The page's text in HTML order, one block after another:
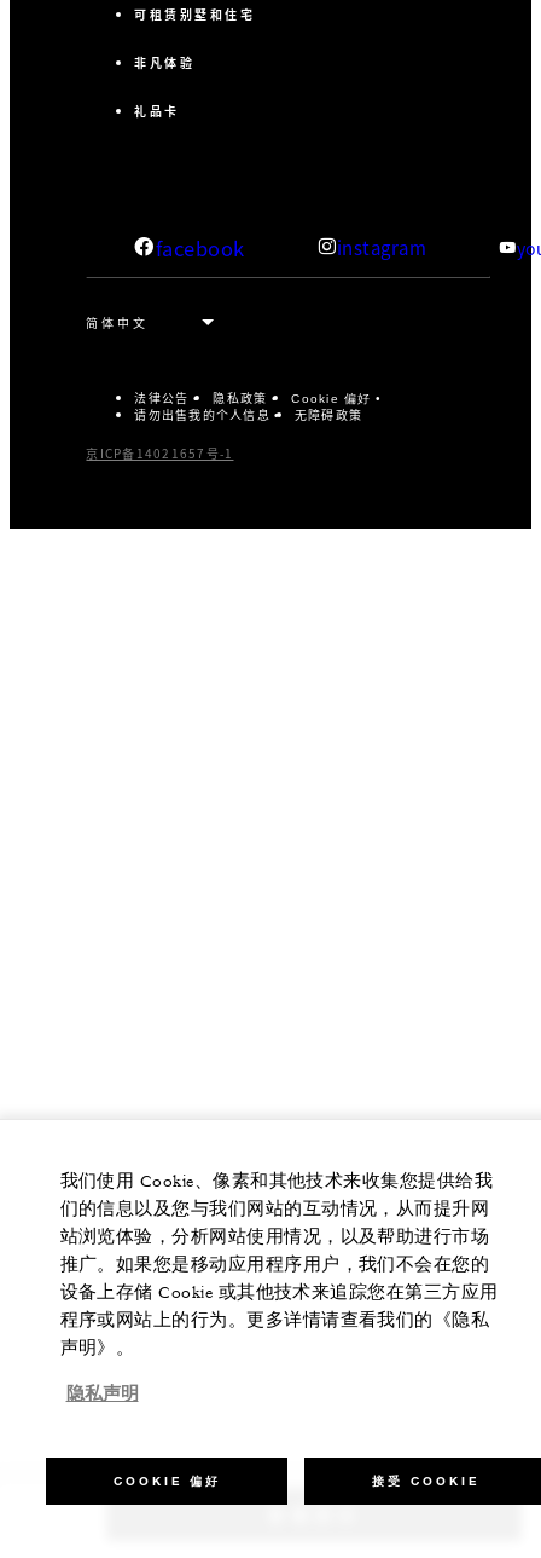
查看房价
可租赁别墅和住宅
非凡体验
礼品卡
facebook instagram
法律公告 隐私政策 Cookie 偏好
请勿出售我的个人信息 无障碍政策
京ICP备14021657号-1
我们使用 Cookie、像素和其他技术来收集您提供给我
们的信息以及您与我们网站的互动情况，从而提升网
站浏览体验，分析网站使用情况，以及帮助进行市场
推广。如果您是移动应用程序用户，我们不会在您的
设备上存储 Cookie 或其他技术来追踪您在第三方应用
程序或网站上的行为。更多详情请查看我们的《隐私
声明》。
隐私声明
COOKIE 偏好 接受 COOKIE